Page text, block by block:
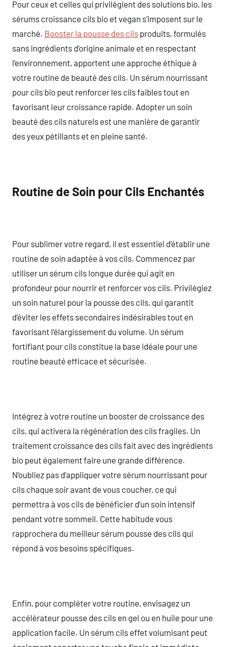
Pour ceux et celles qui privilégient des solutions bio, les
sérums croissance cils bio et vegan s’imposent sur le
marché. Booster la pousse des cils produits, formulés
sans ingrédients d’origine animale et en respectant
l’environnement, apportent une approche éthique à
votre routine de beauté des cils. Un sérum nourrissant
pour cils bio peut renforcer les cils faibles tout en
favorisant leur croissance rapide. Adopter un soin
beauté des cils naturels est une manière de garantir
des yeux pétillants et en pleine santé.
Routine de Soin pour Cils Enchantés
Pour sublimer votre regard, il est essentiel d’établir une
routine de soin adaptée à vos cils. Commencez par
utiliser un sérum cils longue durée qui agit en
profondeur pour nourrir et renforcer vos cils. Privilégiez
un soin naturel pour la pousse des cils, qui garantit
d’éviter les effets secondaires indésirables tout en
favorisant l’élargissement du volume. Un sérum
fortifiant pour cils constitue la base idéale pour une
routine beauté efficace et sécurisée.
Intégrez à votre routine un booster de croissance des
cils, qui activera la régénération des cils fragiles. Un
traitement croissance des cils fait avec des ingrédients
bio peut également faire une grande différence.
N’oubliez pas d’appliquer votre sérum nourrissant pour
cils chaque soir avant de vous coucher, ce qui
permettra à vos cils de bénéficier d’un soin intensif
pendant votre sommeil. Cette habitude vous
rapprochera du meilleur sérum pousse des cils qui
répond à vos besoins spécifiques.
Enfin, pour compléter votre routine, envisagez un
accélérateur pousse des cils en gel ou en huile pour une
application facile. Un sérum cils effet volumisant peut